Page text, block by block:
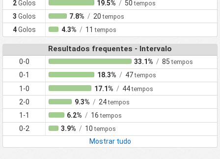
2Golos 19.5% / 50tempos
3 Golos 7.8% / 20tempos
4Golos 4.3% / 11tempos
Resultados frequentes - Intervalo
0-0 33.1% / 85tempos
0-1 18.3% / 47tempos
1-0 17.1% / 44tempos
2-0 9.3% / 24tempos
1-1 6.2% / 16tempos
0-2 3.9% / 10tempos
Mostrar tudo